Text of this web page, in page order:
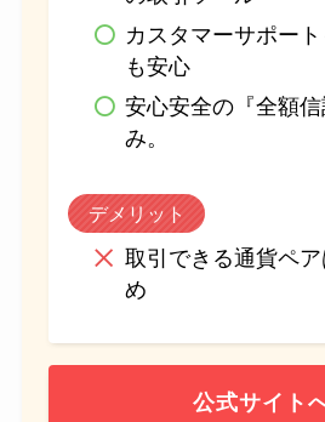
カスタマーサポー
も安心
安心安全の『全額
み。
デメリット
取引できる通貨ペ
め
公式サイト